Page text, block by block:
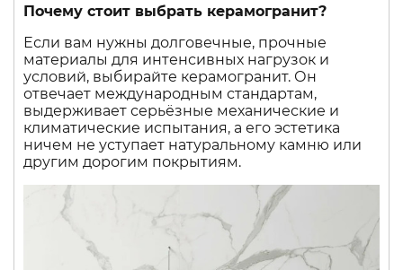
Почему стоит выбрать керамогранит?
Если вам нужны долговечные, прочные
материалы для интенсивных нагрузок и
условий, выбирайте керамогранит. Он
отвечает международным стандартам,
выдерживает серьёзные механические и
климатические испытания, а его эстетика
ничем не уступает натуральному камню или
другим дорогим покрытиям.